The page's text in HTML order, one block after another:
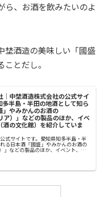
ら、お酒を飲みたいのよ
埜酒造の美味しい「國盛
とだし。
｜中埜酒造株式会社の公式サイ
多半島・半田の地酒として知ら
」やみかんのお酒の
ア）」などの製品のほか、イベ
酒の文化館）を紹介していま
式サイトです。愛知県知多半島・半
る日本酒「國盛」やみかんのお酒の
」などの製品のほか、イベント、工